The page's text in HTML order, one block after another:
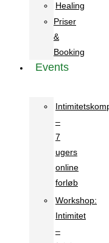
Healing
Priser
&
Booking
Events
–
7
ugers
online
forløb
Workshop:
Intimitet
–